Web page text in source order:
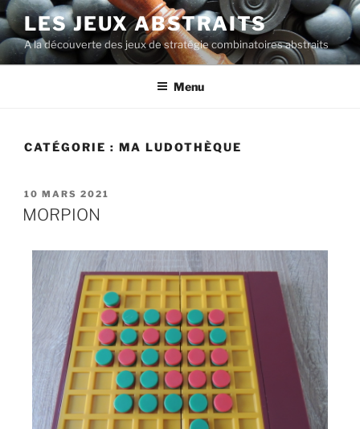
LES JEUX ABSTRAITS
A la découverte des jeux de stratégie combinatoires abstraits
Menu
CATÉGORIE : MA LUDOTHÈQUE
10 MARS 2021
MORPION